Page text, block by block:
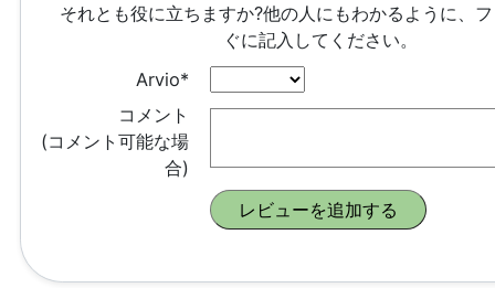
それとも役に立ちますか?他の人にもわかるように、
ぐに記入してください。
Arvio*
コメント
(コメント可能な場
合)